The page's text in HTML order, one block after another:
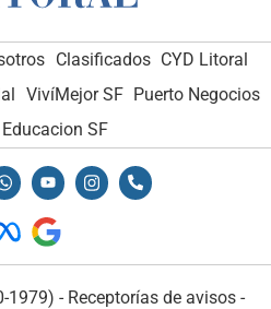
Clasificados CYD Litoral
VivíMejor SF Puerto Negocios
Educacion SF
1979) - Receptorías de avisos -